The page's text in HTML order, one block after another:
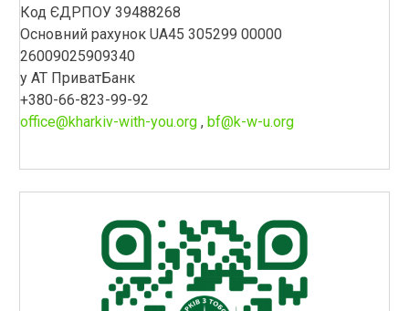
Код ЄДРПОУ 39488268
Основний рахунок UA45 305299 00000
26009025909340
у АТ ПриватБанк
+380-66-823-99-92
office@kharkiv-with-you.org, bf@k-w-u.org